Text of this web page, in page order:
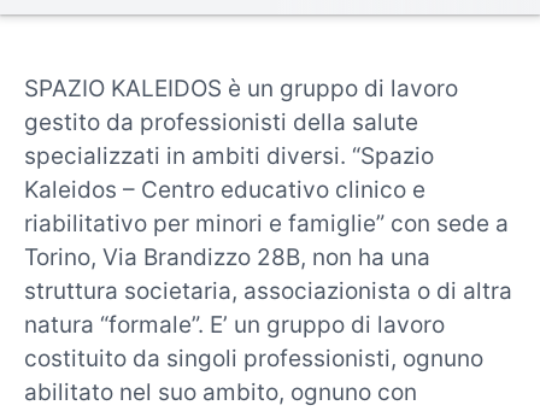
SPAZIO KALEIDOS è un gruppo di lavoro
gestito da professionisti della salute
specializzati in ambiti diversi. “Spazio
Kaleidos – Centro educativo clinico e
riabilitativo per minori e famiglie” con sede a
Torino, Via Brandizzo 28B, non ha una
struttura societaria, associazionista o di altra
natura “formale”. E’ un gruppo di lavoro
costituito da singoli professionisti, ognuno
abilitato nel suo ambito, ognuno con